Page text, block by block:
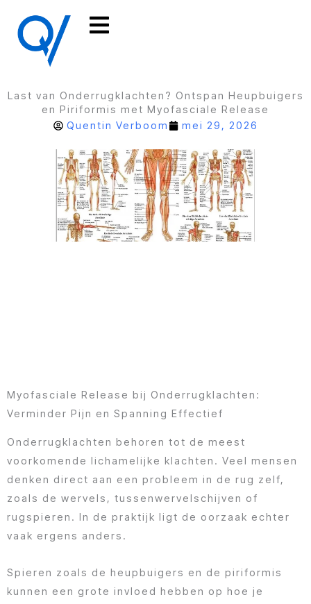
naar
Last van Onderrugklachten? Ontspan Heupbuigers
en Piriformis met Myofasciale Release
Quentin Verboom
mei 29, 2026
Myofasciale Release bij Onderrugklachten:
Verminder Pijn en Spanning Effectief
Onderrugklachten behoren tot de meest
voorkomende lichamelijke klachten. Veel mensen
denken direct aan een probleem in de rug zelf,
zoals de wervels, tussenwervelschijven of
rugspieren. In de praktijk ligt de oorzaak echter
vaak ergens anders.
Spieren zoals de heupbuigers en de piriformis
kunnen een grote invloed hebben op hoe je